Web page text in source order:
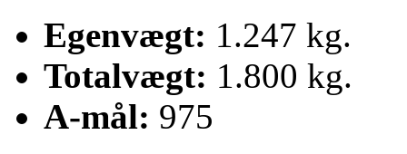
Egenvægt: 1.247 kg.
Totalvægt: 1.800 kg.
A-mål: 975